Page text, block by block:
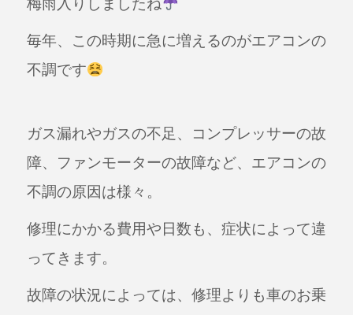
c
e
b
k
e
梅雨入りしましたね
毎年、この時期に急に増えるのがエアコンの
不調です
ガス漏れやガスの不足、コンプレッサーの故
障、ファンモーターの故障など、エアコンの
不調の原因は様々。
修理にかかる費用や日数も、症状によって違
ってきます。
故障の状況によっては、修理よりも車のお乗